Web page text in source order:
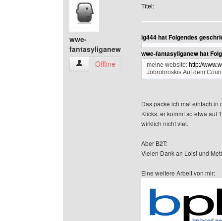
wwe-
fantasyliganew
wwe-fantasyliganew Benutzer-Profile anzeigen
Offline
Titel:
ig444 hat Folgendes
wwe-fantasyliganew hat
meine website: http://
Jobrobroskis.Auf dem
Das packe ich mal einfach in
Klicks, er kommt so etwa auf
wirklich nicht viel.
Aber B2T:
Vielen Dank an Loisi und
Eine weitere Arbeit von mir: